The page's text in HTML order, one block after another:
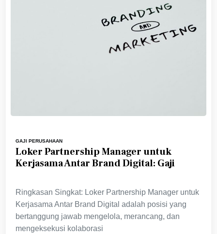
GAJI PERUSAHAAN
Loker Partnership Manager untuk
Kerjasama Antar Brand Digital: Gaji
Ringkasan Singkat: Loker Partnership Manager untuk
Kerjasama Antar Brand Digital adalah posisi yang
bertanggung jawab mengelola, merancang, dan
mengeksekusi kolaborasi